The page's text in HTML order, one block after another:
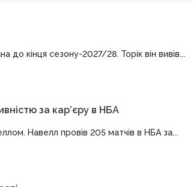
до кінця сезону-2027/28. Торік він вивів...
за кар’єру в НБА
Навелл провів 205 матчів в НБА за...